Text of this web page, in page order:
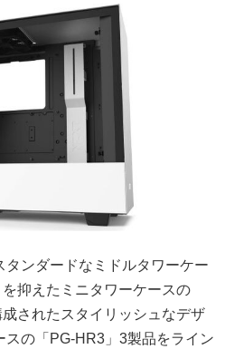
ンダードなミドルタワーケー
抑えたミニタワーケースの
成されたスタイリッシュなデザ
スの「PG-HR3」3製品をライン